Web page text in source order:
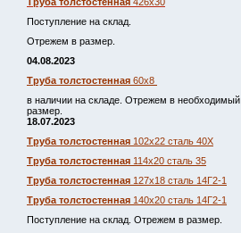
Поступление на склад.
Отрежем в размер.
04.08.2023
Труба толстостенная 60х8
в наличии на складе. Отрежем в необходимый
размер.
18.07.2023
Труба толстостенная 102х22 сталь 40Х
Труба толстостенная 114х20 сталь 35
Труба толстостенная 127х18 сталь 14Г2-1
Труба толстостенная 140х20 сталь 14Г2-1
Поступление на склад. Отрежем в размер.